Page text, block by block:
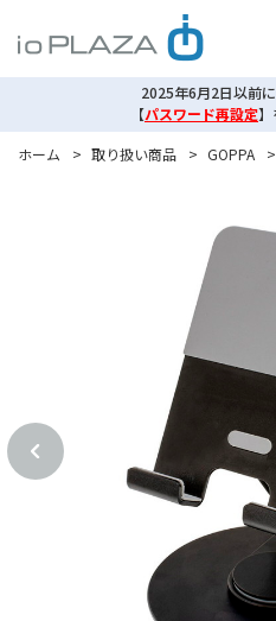
2025年6月2日以前
【パスワード再設定】
ホーム
> 取り扱い商品 > GOPPA >